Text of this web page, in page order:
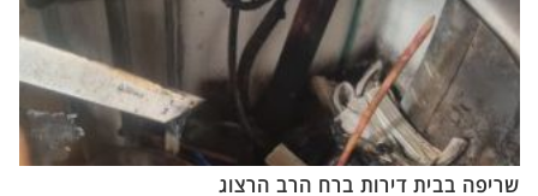
שריפה בבית דירות ברח הרב הרצוג